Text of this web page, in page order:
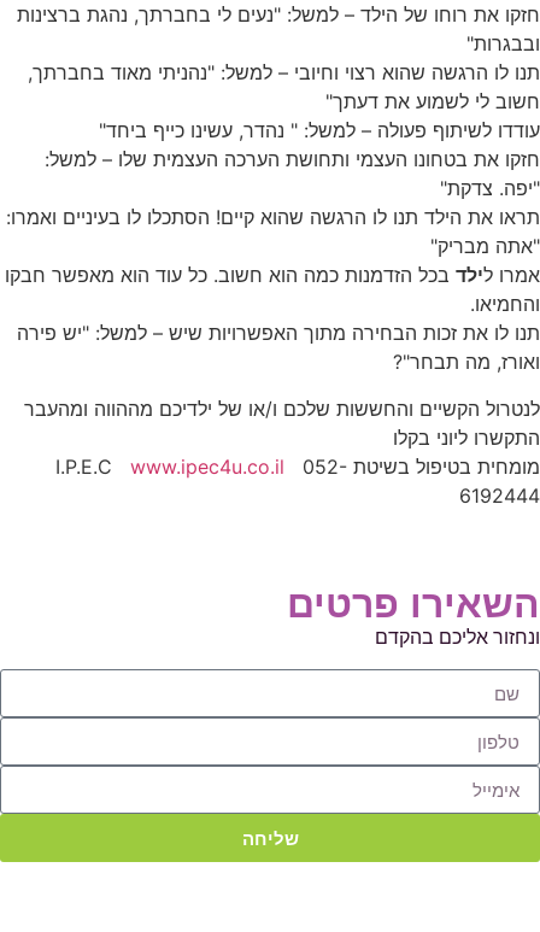
חזקו את רוחו של הילד – למשל: "נעים לי בחברתך, נהגת ברצינות
ובבגרות"
תנו לו הרגשה שהוא רצוי וחיובי – למשל: "נהניתי מאוד בחברתך,
חשוב לי לשמוע את דעתך"
עודדו לשיתוף פעולה – למשל: " נהדר, עשינו כייף ביחד"
חזקו את בטחונו העצמי ותחושת הערכה העצמית שלו – למשל:
"יפה. צדקת"
תראו את הילד תנו לו הרגשה שהוא קיים! הסתכלו לו בעיניים ואמרו:
"אתה מבריק"
אמרו לילד בכל הזדמנות כמה הוא חשוב. כל עוד הוא מאפשר חבקו
והחמיאו.
תנו לו את זכות הבחירה מתוך האפשרויות שיש – למשל: "יש פירה
ואורז, מה תבחר"?
לנטרול הקשיים והחששות שלכם ו/או של ילדיכם מההווה ומהעבר
התקשרו ליוני בקלו
מומחית בטיפול בשיטת I.P.E.C
www.ipec4u.co.il 052-
6192444
השאירו פרטים
ונחזור אליכם בהקדם
שליחה